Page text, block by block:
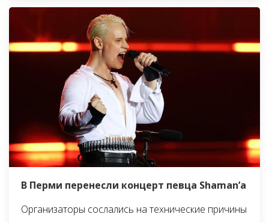
В Перми перенесли концерт певца Shaman’а
Организаторы сослались на технические причины